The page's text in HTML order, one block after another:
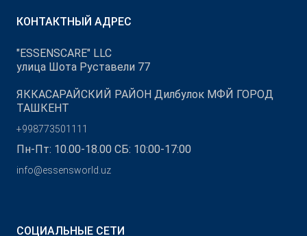
КОНТАКТНЫЙ АДРЕС
"ESSENSCARE" LLC
улица Шота Руставели 77
ЯККАСАРАЙСКИЙ РАЙОН Дилбулок МФЙ ГОРОД
ТАШКЕНТ
+998773501111
Пн-Пт: 10.00-18.00 СБ: 10:00-17:00
info@essensworld.uz
СОЦИАЛЬНЫЕ СЕТИ